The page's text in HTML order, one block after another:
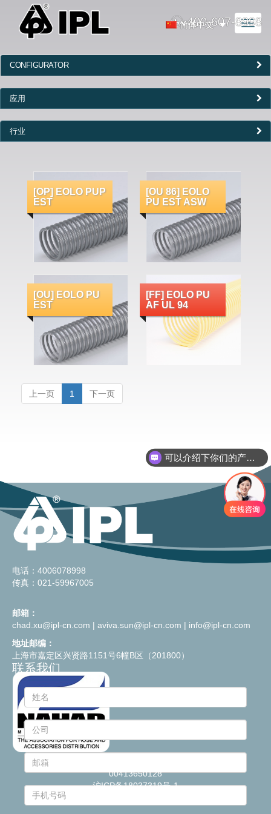
400-607-8998
简体中文
CONFIGURATOR
应用
行业
[OP] EOLO PUP
EST
[OU 86] EOLO
PU EST ASW
[OU] EOLO PU
EST
[FF] EOLO PU
AF UL 94
上一页 1 下一页
电话：4006078998
传真：021-59967005
邮箱：
chad.xu@ipl-cn.com | aviva.sun@ipl-cn.com | info@ipl-cn.com
地址邮编：
上海市嘉定区兴贤路1151号6幢B区（201800）
联系我们
© 2021
00413650128
沪ICP备18037319号-1
可以介绍下你们的产品么？